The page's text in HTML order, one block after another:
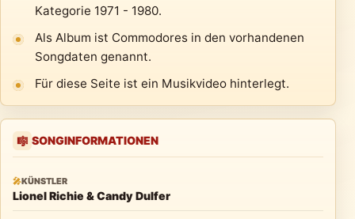
Kategorie 1971 - 1980.
Als Album ist Commodores in den vorhandenen
Songdaten genannt.
Für diese Seite ist ein Musikvideo hinterlegt.
🎼 SONGINFORMATIONEN
🎤KÜNSTLER
Lionel Richie & Candy Dulfer